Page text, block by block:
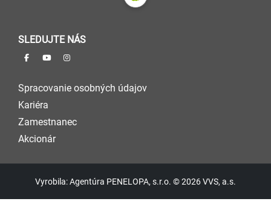
SLEDUJTE NÁS
Spracovanie osobných údajov
Kariéra
Zamestnanec
Akcionár
Vyrobila: Agentúra PENELOPA, s.r.o. © 2026 VVS, a.s.